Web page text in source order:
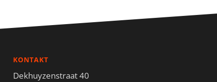
KONTAKT
Dekhuyzenstraat 40